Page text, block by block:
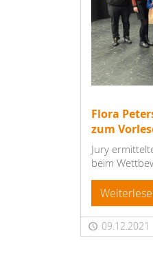
Flora
zum
Jury
beim
09.12.2021